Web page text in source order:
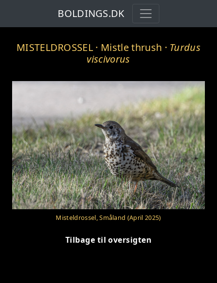
BOLDINGS.DK
MISTELDROSSEL · Mistle thrush · Turdus
viscivorus
Misteldrossel, Småland (April 2025)
Tilbage til oversigten